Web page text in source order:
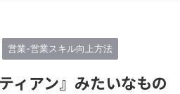
営業-営業スキル向上方法
ィアン』みたいなもの